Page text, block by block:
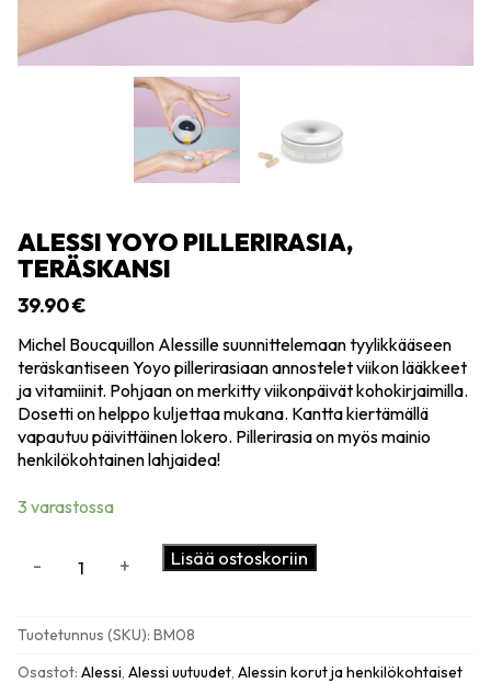
ALESSI YOYO PILLERIRASIA,
TERÄSKANSI
39.90€
Michel Boucquillon Alessille suunnittelemaan tyylikkääseen
teräskantiseen Yoyo pillerirasiaan annostelet viikon lääkkeet
ja vitamiinit. Pohjaan on merkitty viikonpäivät kohokirjaimilla.
Dosetti on helppo kuljettaa mukana. Kantta kiertämällä
vapautuu päivittäinen lokero. Pillerirasia on myös mainio
henkilökohtainen lahjaidea!
3 varastossa
määrä
- + Lisää ostoskoriin
Tuotetunnus (SKU): BM08
Osastot: Alessi, Alessi uutuudet, Alessin korut ja henkilökohtaiset